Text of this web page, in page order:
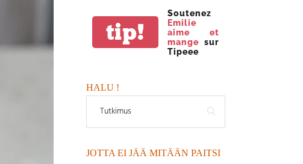
tip!
Soutenez
Emilie
aime et
mange sur
Tipeee
HALU !
JOTTA EI JÄÄ MITÄÄN PAITSI